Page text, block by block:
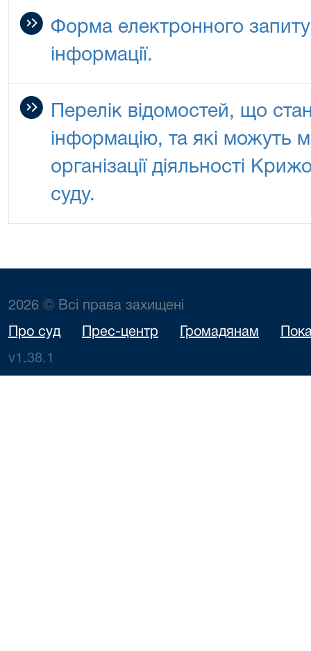
Форма електронного
інформації.
Перелік відомостей, що
інформацію, та які можуть
організації діяльності
суду.
2026 © Всі права захищені
Про суд Прес-центр Громадянам
v1.38.1